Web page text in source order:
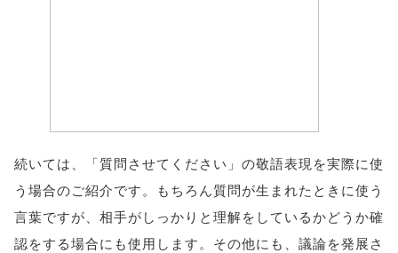
続いては、「質問させてください」の敬語表現を実際に使
う場合のご紹介です。もちろん質問が生まれたときに使う
言葉ですが、相手がしっかりと理解をしているかどうか確
認をする場合にも使用します。その他にも、議論を発展さ